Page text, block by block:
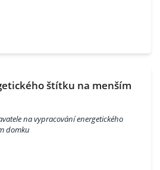
štítku na menším
na vypracování energetického
domku